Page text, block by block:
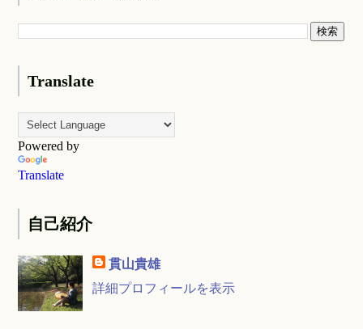
Translate
Powered by
Translate
自己紹介
貫山貴雄
詳細プロフィールを表示